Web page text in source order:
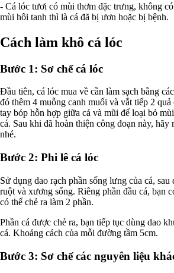
- Cá lóc tươi có mùi thơm đặc trưng, không
mùi hôi tanh thì là cá đã bị ươn hoặc bị bệnh.
Cách làm khô cá lóc
Bước 1: Sơ chế cá lóc
Đầu tiên, cá lóc mua về cần làm sạch bằng
đó thêm 4 muỗng canh muối và vắt tiếp 2
tay bóp hỗn hợp giữa cá và mũi để loại bỏ
cá. Sau khi đã hoàn thiện công đoạn này,
nhé.
Bước 2: Phi lê cá lóc
Sử dụng dao rạch phần sống lưng của cá,
ruột và xương sống. Riêng phần đầu cá, bạn
có thể chẻ ra làm 2 phần.
Phần cá được chẻ ra, bạn tiếp tục dùng dao
cá. Khoảng cách của mỗi đường tầm 5cm.
Bước 3: Sơ chế các nguyên liệu